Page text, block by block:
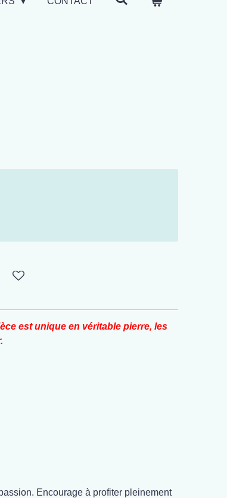
est unique en véritable pierre, les
Encourage à profiter pleinement